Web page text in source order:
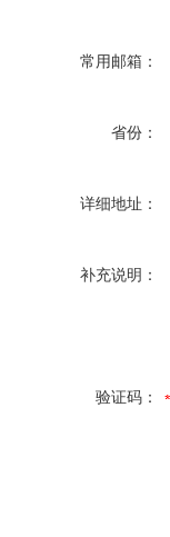
常用邮箱：
省份：
详细地址：
补充说明：
验证码：